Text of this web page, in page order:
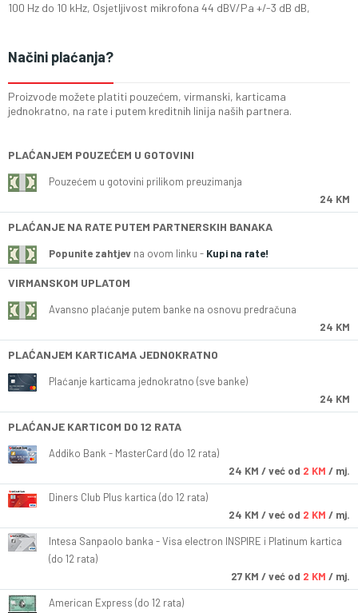
100 Hz do 10 kHz, Osjetljivost mikrofona 44 dBV/Pa +/-3 dB dB,
Načini plaćanja?
Proizvode možete platiti pouzećem, virmanski, karticama
jednokratno, na rate i putem kreditnih linija naših partnera.
PLAĆANJEM POUZEĆEM U GOTOVINI
Pouzećem u gotovini prilikom preuzimanja
24 KM
PLAĆANJE NA RATE PUTEM PARTNERSKIH BANAKA
Popunite zahtjev na ovom linku - Kupi na rate!
VIRMANSKOM UPLATOM
Avansno plaćanje putem banke na osnovu predračuna
24 KM
PLAĆANJEM KARTICAMA JEDNOKRATNO
Plaćanje karticama jednokratno (sve banke)
24 KM
PLAĆANJE KARTICOM DO 12 RATA
Addiko Bank - MasterCard (do 12 rata)
24 KM / već od 2 KM / mj.
Diners Club Plus kartica (do 12 rata)
24 KM / već od 2 KM / mj.
Intesa Sanpaolo banka - Visa electron INSPIRE i Platinum kartica
(do 12 rata)
27 KM / već od 2 KM / mj.
American Express (do 12 rata)